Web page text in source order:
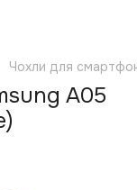
Чохли для
A05